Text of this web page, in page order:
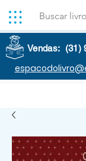
Vendas: (31)